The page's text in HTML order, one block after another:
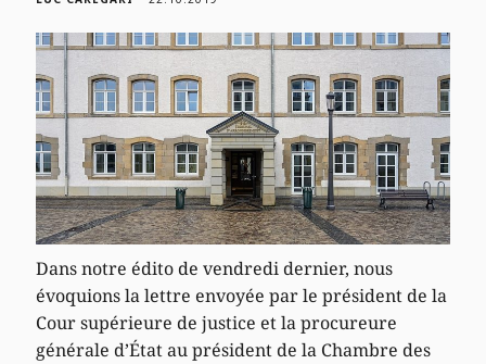
Dans notre édito de vendredi dernier, nous
évoquions la lettre envoyée par le président de la
Cour supérieure de justice et la procureure
générale d’État au président de la Chambre des